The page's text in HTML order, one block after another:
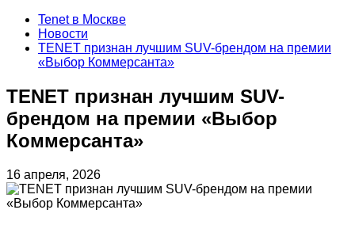
Tenet в Москве
Новости
TENET признан лучшим SUV-брендом на премии
«Выбор Коммерсанта»
TENET признан лучшим SUV-
брендом на премии «Выбор
Коммерсанта»
16 апреля, 2026